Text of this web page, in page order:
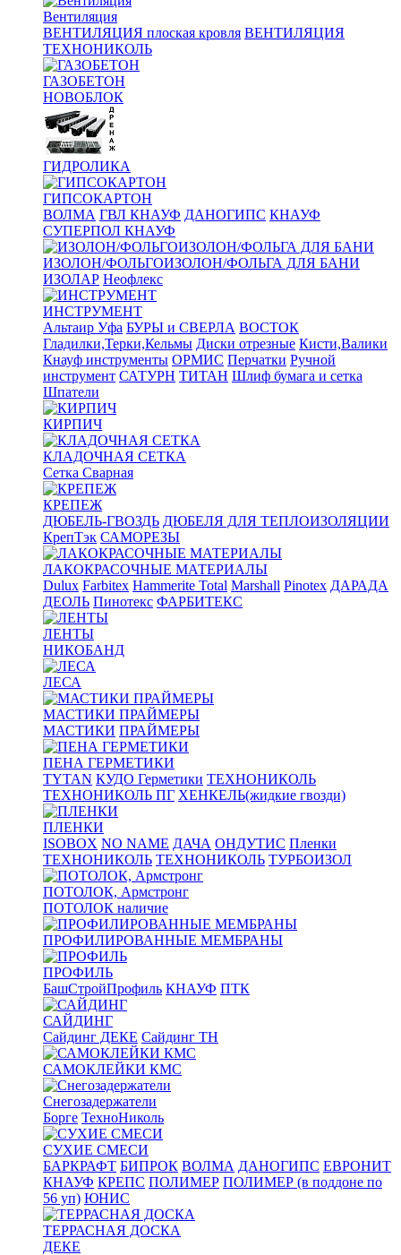
Вентиляция
ВЕНТИЛЯЦИЯ плоская кровля ВЕНТИЛЯЦИЯ
ТЕХНОНИКОЛЬ
ГАЗОБЕТОН
НОВОБЛОК
ГИДРОЛИКА
ГИПСОКАРТОН
ВОЛМА ГВЛ КНАУФ ДАНОГИПС КНАУФ
СУПЕРПОЛ КНАУФ
ИЗОЛОН/ФОЛЬГОИЗОЛОН/ФОЛЬГА ДЛЯ БАНИ
ИЗОЛАР Неофлекс
ИНСТРУМЕНТ
Альтаир Уфа БУРЫ и СВЕРЛА ВОСТОК
Гладилки,Терки,Кельмы Диски отрезные Кисти,Валики
Кнауф инструменты ОРМИС Перчатки Ручной
инструмент САТУРН ТИТАН Шлиф бумага и сетка
Шпатели
КИРПИЧ
КЛАДОЧНАЯ СЕТКА
Сетка Сварная
КРЕПЕЖ
ДЮБЕЛЬ-ГВОЗДЬ ДЮБЕЛЯ ДЛЯ ТЕПЛОИЗОЛЯЦИИ
КрепТэк САМОРЕЗЫ
ЛАКОКРАСОЧНЫЕ МАТЕРИАЛЫ
Dulux Farbitex Hammerite Total Marshall Pinotex ДАРАДА
ДЕОЛЬ Пинотекс ФАРБИТЕКС
ЛЕНТЫ
НИКОБАНД
ЛЕСА
МАСТИКИ ПРАЙМЕРЫ
МАСТИКИ ПРАЙМЕРЫ
ПЕНА ГЕРМЕТИКИ
TYTAN КУДО Герметики ТЕХНОНИКОЛЬ
ТЕХНОНИКОЛЬ ПГ ХЕНКЕЛЬ(жидкие гвозди)
ПЛЕНКИ
ISOBOX NO NAME ДАЧА ОНДУТИС Пленки
ТЕХНОНИКОЛЬ ТЕХНОНИКОЛЬ ТУРБОИЗОЛ
ПОТОЛОК, Армстронг
ПОТОЛОК наличие
ПРОФИЛИРОВАННЫЕ МЕМБРАНЫ
ПРОФИЛЬ
БашСтройПрофиль КНАУФ ПТК
САЙДИНГ
Сайдинг ДЕКЕ Сайдинг ТН
САМОКЛЕЙКИ КМС
Снегозадержатели
Борге ТехноНиколь
СУХИЕ СМЕСИ
БАРКРАФТ БИПРОК ВОЛМА ДАНОГИПС ЕВРОНИТ
КНАУФ КРЕПС ПОЛИМЕР ПОЛИМЕР (в поддоне по
56 уп) ЮНИС
ТЕРРАСНАЯ ДОСКА
ДЕКЕ